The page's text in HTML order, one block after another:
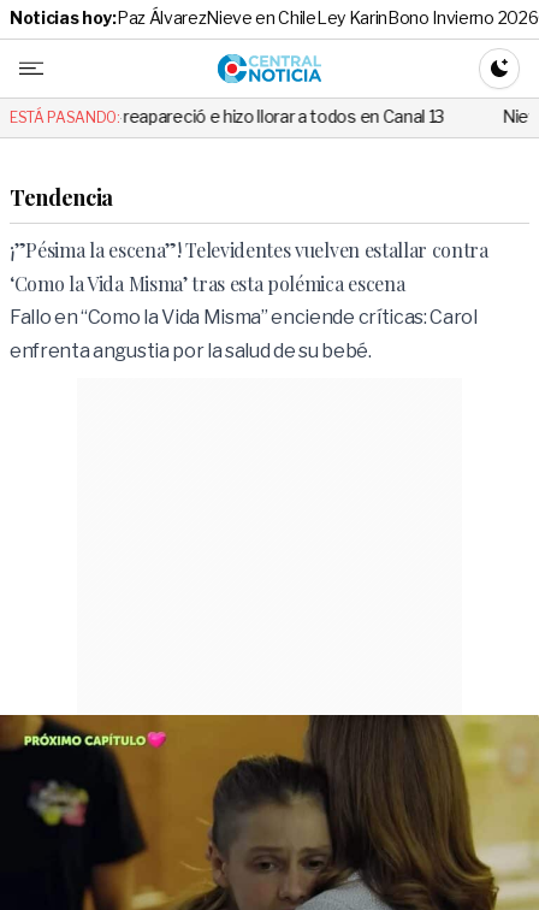
Noticias hoy:Paz ÁlvarezNieve en ChileLey KarinBono Invierno 2026
Central
ESTÁ PASANDO:e hizo llorar a todos en Canal 13 Nieve llegará a
Tendencia
¡”Pésima la escena”! Televidentes vuelven estallar contra
‘Como la Vida Misma’ tras esta polémica escena
Fallo en “Como la Vida Misma” enciende críticas: Carol
enfrenta angustia por la salud de su bebé.